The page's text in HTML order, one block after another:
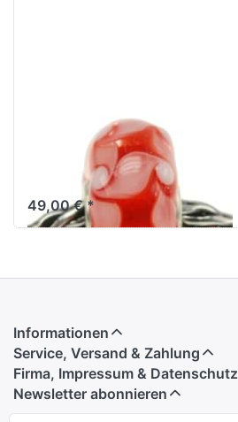
Glasbead 540
(Original Bild)
49,00 € *
Informationen
Service, Versand & Zahlung
Firma, Impressum & Datenschutz
Newsletter abonnieren